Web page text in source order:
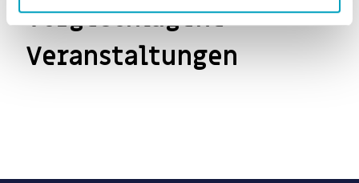
Vorgeschlagene
Veranstaltungen